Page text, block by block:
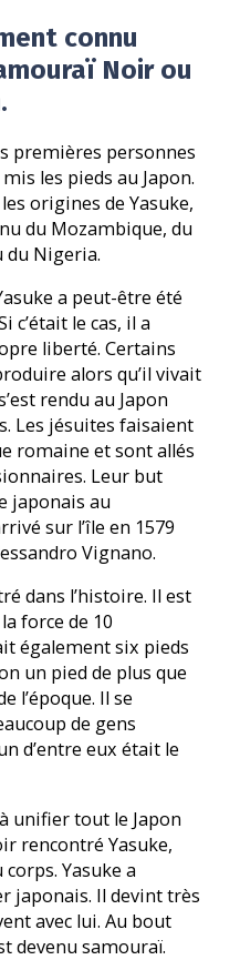
connu
Noir ou
premières personnes
les pieds au Japon.
origines de Yasuke,
du Mozambique, du
du Nigeria.
a peut-être été
c’était le cas, il a
liberté. Certains
alors qu’il vivait
rendu au Japon
Les jésuites faisaient
romaine et sont allés
Leur but
japonais au
sur l’île en 1579
Vignano.
dans l’histoire. Il est
force de 10
également six pieds
un pied de plus que
l’époque. Il se
de gens
d’entre eux était le
unifier tout le Japon
rencontré Yasuke,
Yasuke a
japonais. Il devint très
avec lui. Au bout
devenu samouraï.